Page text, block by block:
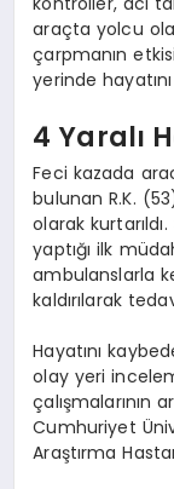
araçta yolcu
çarpmanın
yerinde
4 Yaralı
Feci kazada
bulunan R.K.
olarak
yaptığı ilk
ambulanslarla
kaldırılarak
Hayatını
olay yeri
çalışmalarının
Cumhuriyet
Araştırma